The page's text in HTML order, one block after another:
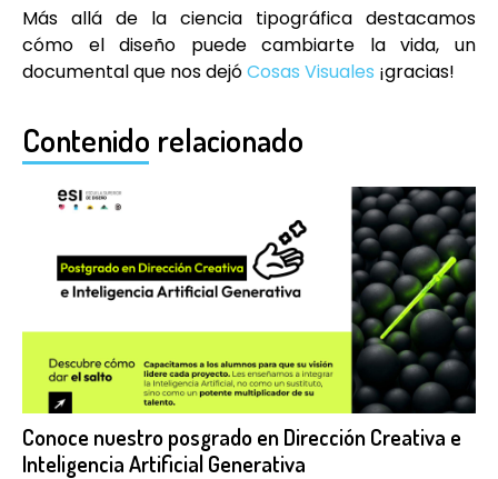
Más allá de la ciencia tipográfica destacamos
cómo el diseño puede cambiarte la vida, un
documental que nos dejóCosas Visuales ¡gracias!
Contenido relacionado
Conoce nuestro posgrado en Dirección Creativa e
Inteligencia Artificial Generativa